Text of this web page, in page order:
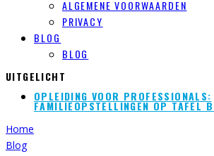
ALGEMENE VOORWAARDEN
PRIVACY
BLOG
BLOG
UITGELICHT
OPLEIDING VOOR PROFESSIONALS:
FAMILIEOPSTELLINGEN OP TAFEL
Home
Blog